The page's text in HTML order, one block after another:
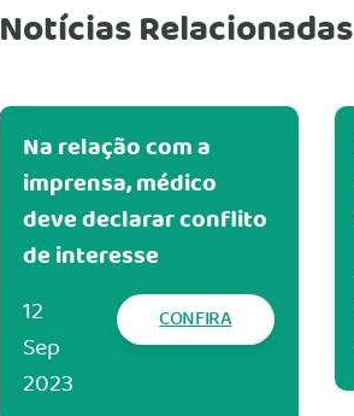
Notícias Relacionadas
Na relação com a
imprensa, médico
deve declarar conflito
de interesse
12
Sep
2023
CONFIRA